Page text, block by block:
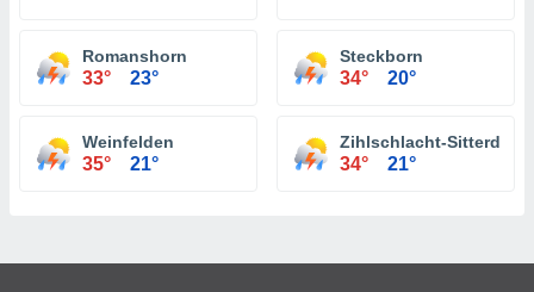
Romanshorn
33° 23°
Steckborn
34° 20°
Weinfelden
35° 21°
Zihlschlacht-Sitterdorf
34° 21°